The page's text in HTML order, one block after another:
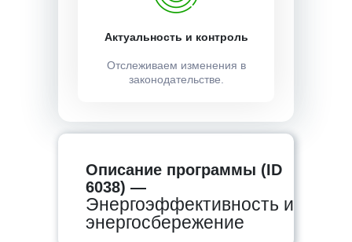
Актуальность и контроль
Отслеживаем изменения в
законодательстве.
Описание программы (ID
6038) —
Энергоэффективность и
энергосбережение